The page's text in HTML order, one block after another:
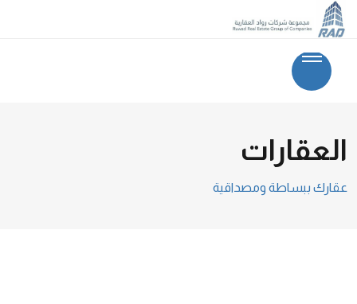
العقارات
عقارك ببساطة ومصداقية